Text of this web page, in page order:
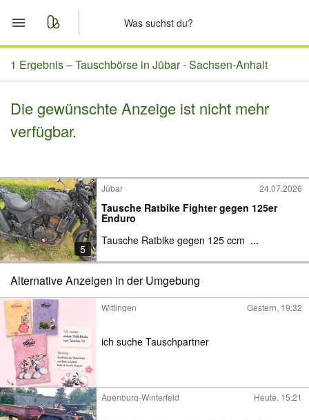
Start
Nachrichten
1 Ergebnis –Tauschbörse in Jübar - Sachsen-Anhalt
Die gewünschte Anzeige ist nicht mehr
verfügbar.
5
Jübar 24.07.2026
Tausche Ratbike Fighter gegen 125er
Enduro
Tausche Ratbike gegen 125 ccm ...
Alternative Anzeigen in der Umgebung
Wittingen Gestern, 19:32
ich suche Tauschpartner
Apenburg-Winterfeld Heute, 15:21